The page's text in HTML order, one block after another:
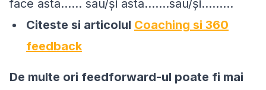
face asta...... sau/şi asta.......sau/şi.........
Citeste si articolul Coaching si 360
feedback
De multe ori feedforward-ul poate fi mai